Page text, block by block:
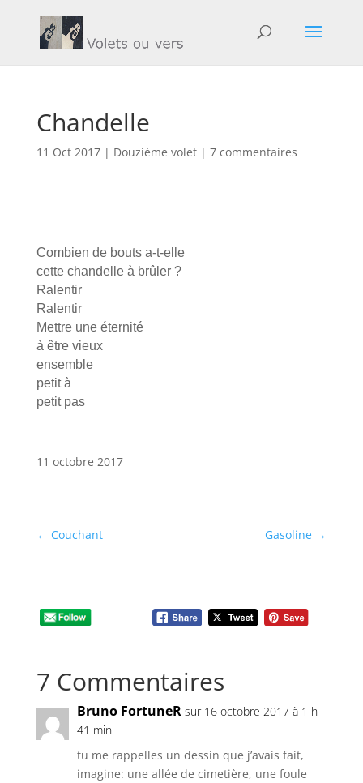
Chandelle
11 Oct 2017| Douzième volet| 7 commentaires
Combien de bouts a-t-elle
cette chandelle à brûler ?
Ralentir
Ralentir
Mettre une éternité
à être vieux
ensemble
petit à
petit pas
11 octobre 2017
← Couchant Gasoline →
7 Commentaires
Bruno FortuneR sur 16 octobre 2017 à 1 h
41 min
tu me rappelles un dessin que j’avais fait,
imagine: une allée de cimetière, une foule